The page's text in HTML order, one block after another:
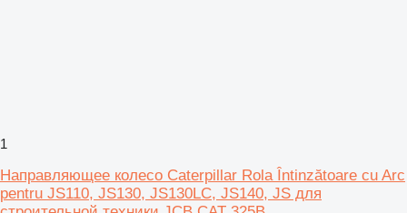
1
Направляющее колесо Caterpillar Rola Întinzătoare cu Arc
pentru JS110, JS130, JS130LC, JS140, JS для